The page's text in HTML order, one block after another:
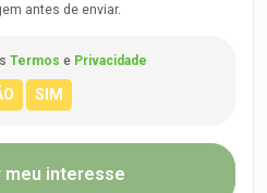
antes de enviar.
Termos e Privacidade
meu interesse